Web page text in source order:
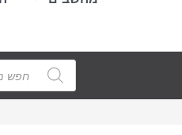
Products
search